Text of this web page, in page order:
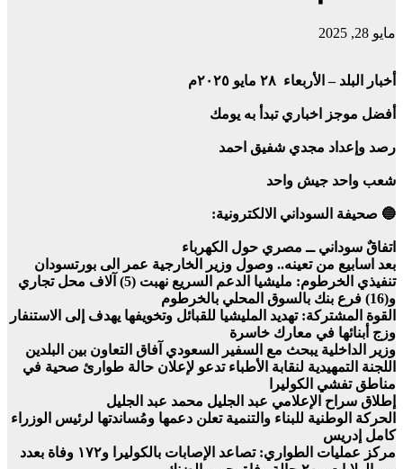
مايو 28, 2025
أخبار البلد – الأربعاء ٢٨ مايو ٢٠٢٥م
أفضل موجز اخباري تبدأ به يومك
رصد وإعداد مجدي شفيق احمد
شعب واحد جيش واحد
🔵 صحيفة السوداني الالكترونية:
اتفاقٌ سوداني ــ مصري حول الكهرباء
بعد اسابيع من تعينه.. وصول وزير الخارجية عمر الى بورتسودان
تنفيذي الخرطوم: مليشيا الدعم السريع نهبت (5) آلاف محل تجاري
و(16) فرع بنك بالسوق المحلي بالخرطوم
القوة المشتركة: تهديد المليشيا للقبائل وتخويفها يهدف إلى الاستنفار
وزج أبنائها في معارك خاسرة
وزير الداخلية يبحث مع السفير السعودي آفاق التعاون بين البلدين
اللجنة التمهيدية لنقابة الأطباء تدعو لإعلان حالة طوارئ صحية في
مناطق تفشي الكوليرا
إطلاق سراح الإعلامي عبد الجليل محمد عبد الجليل
الحركة الوطنية للبناء والتنمية تعلن دعمها ومُساندتها لرئيس الوزراء
كامل إدريس
مركز عمليات الطواري: تصاعد الإصابات بالكوليرا و١٧٢ وفاة بعدد